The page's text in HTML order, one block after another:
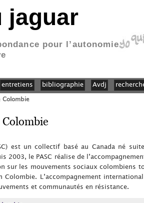
jaguar
pour l’autonomie
entretiens bibliographie Avdj
Colombie
est un collectif basé au Canada né
2003, le PASC réalise de
sur les mouvements sociaux colombiens
L’accompagnement
et communautés en résistance.